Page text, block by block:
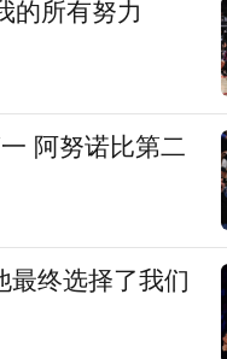
的所有努力
阿努诺比第二
终选择了我们